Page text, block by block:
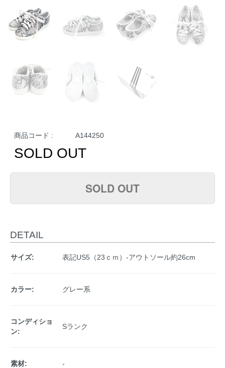
商品コード : A144250
SOLD OUT
SOLD OUT
DETAIL
サイズ: 表記US5（23ｃｍ）-アウトソール約26cm
カラー: グレー系
コンディショ
ン:
Sランク
素材: -